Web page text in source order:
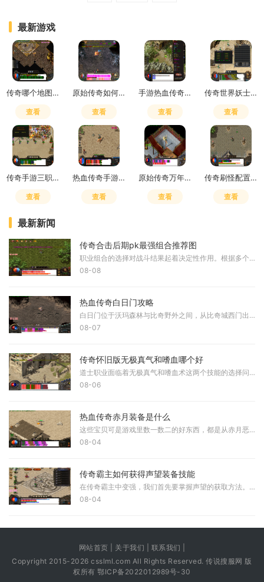
最新游戏
传奇哪个地图爆率高一点
查看
原始传奇如何自动寻路任务
查看
手游热血传奇哪个职业厉害
查看
传奇世界妖士装备怎么获得
查看
传奇手游三职业后期谁厉害
查看
热血传奇手游平民快速40级
查看
原始传奇万年玄晶哪里获得
查看
传奇刷怪配置点击没反应
查看
最新新闻
传奇合击后期pk最强组合推荐图
职业组合的选择对战斗结果起着决定性作用。根据多个权威攻略的分析，战战组合被普遍认为是后期PK的最强选择。这个组合由两个战士组成，虽然前期练级和打宝效率不高，但在后期装
08-08
热血传奇白日门攻略
白日门位于沃玛森林与比奇野外之间，从比奇城西门出发沿护城河向右上方行进，经过两个弓箭手守卫后进入沃玛森林，继续向地图最顶端前进即可找到入口。该区域包含丛林迷宫、赤
08-07
传奇怀旧版无极真气和嗜血哪个好
道士职业面临着无极真气和嗜血术这两个技能的选择问题。从技能定位来看，无极真气属于高爆发高攻击的BUFF技能，使用后在一定时间内将伤害提高1.5倍，是道士打架必备技能。而嗜血
08-06
热血传奇赤月装备是什么
这些宝贝可是游戏里数一数二的好东西，都是从赤月恶魔这种强大BOSS身上掉落的。它们分为武器、盔甲、饰品等不同类型，每一件都比普通装备强上一大截，能给你的角色带来攻击力、
08-04
传奇霸主如何获得声望装备技能
在传奇霸主中变强，我们首先要掌握声望的获取方法。声望是一种重要货币，能用来兑换各种珍稀材料。神龙神域的神域货运是一个稳定来源，每天有免费押镖机会，使用特定的道具还
08-04
网站首页 | 关于我们 | 联系我们 |
Copyright 2015-2026 csslml.com All Rights Reserved. 传说搜服网 版
权所有鄂ICP备2022012989号-30